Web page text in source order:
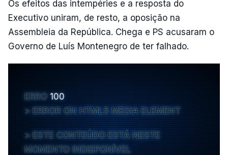
Os efeitos das intempéries e a resposta do
Executivo uniram, de resto, a oposição na
Assembleia da República. Chega e PS acusaram o
Governo de Luís Montenegro de ter falhado.
ERRO 100
ERROR ON HTML5 MEDIA ELEMENT
ESTE CONTEÚDO ESTÁ NESTE
MOMENTO INDISPONÍVEL